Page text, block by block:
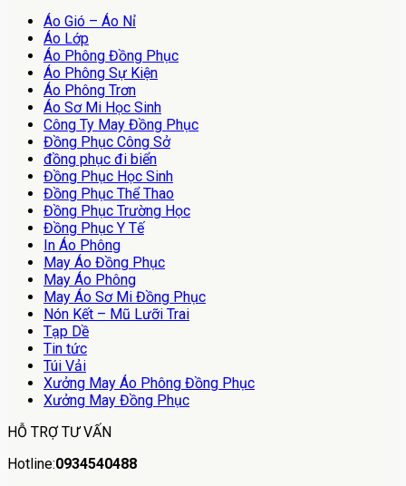
Áo Gió – Áo Nỉ
Áo Lớp
Áo Phông Đồng Phục
Áo Phông Sự Kiện
Áo Phông Trơn
Áo Sơ Mi Học Sinh
Công Ty May Đồng Phục
Đồng Phục Công Sở
đồng phục đi biển
Đồng Phục Học Sinh
Đồng Phục Thể Thao
Đồng Phục Trường Học
Đồng Phục Y Tế
In Áo Phông
May Áo Đồng Phục
May Áo Phông
May Áo Sơ Mi Đồng Phục
Nón Kết – Mũ Lưỡi Trai
Tạp Dề
Tin tức
Túi Vải
Xưởng May Áo Phông Đồng Phục
Xưởng May Đồng Phục
HỖ TRỢ TƯ VẤN
Hotline:0934540488